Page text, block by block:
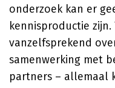
onderzoek kan er
kennisproductie
vanzelfsprekend
samenwerking met
partners – allemaal